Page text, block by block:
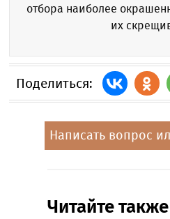
отбора наиболее
их
Поделиться:
Написать вопрос
Читайте также